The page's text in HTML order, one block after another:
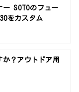
ー SOTOのフュー
をカスタム
か？アウトドア用